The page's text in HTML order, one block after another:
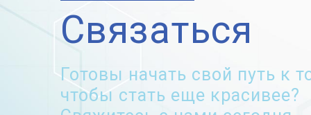
Связаться
Готовы начать свой путь к
чтобы стать еще красивее?